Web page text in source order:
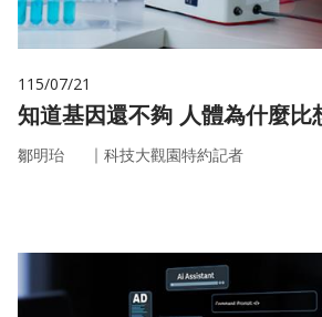
115/07/21
知道基因還不夠 人體
鄒明珆 ｜ 科技大觀園特約記者